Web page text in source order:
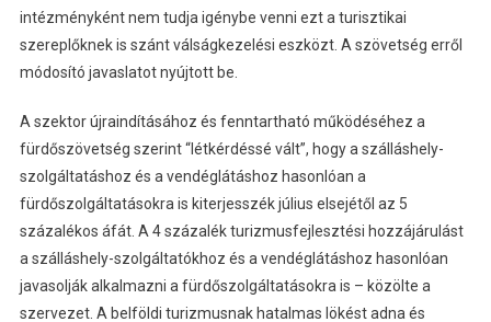
intézményként nem tudja igénybe venni ezt a turisztikai
szereplőknek is szánt válságkezelési eszközt. A szövetség erről
módosító javaslatot nyújtott be.
A szektor újraindításához és fenntartható működéséhez a
fürdőszövetség szerint “létkérdéssé vált”, hogy a szálláshely-
szolgáltatáshoz és a vendéglátáshoz hasonlóan a
fürdőszolgáltatásokra is kiterjesszék július elsejétől az 5
százalékos áfát. A 4 százalék turizmusfejlesztési hozzájárulást
a szálláshely-szolgáltatókhoz és a vendéglátáshoz hasonlóan
javasolják alkalmazni a fürdőszolgáltatásokra is – közölte a
szervezet. A belföldi turizmusnak hatalmas lökést adna és